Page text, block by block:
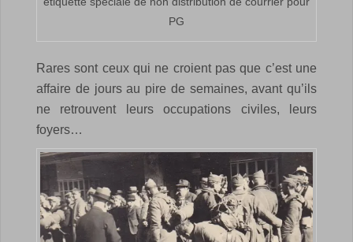
PG
Rares sont ceux qui ne croient pas que c’est une
affaire de jours au pire de semaines, avant qu’ils
ne retrouvent leurs occupations civiles, leurs
foyers…